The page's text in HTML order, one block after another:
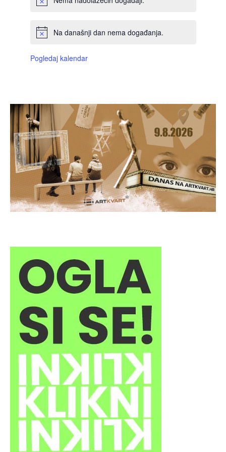
Na današnji dan nema događanja.
Pogledaj kalendar